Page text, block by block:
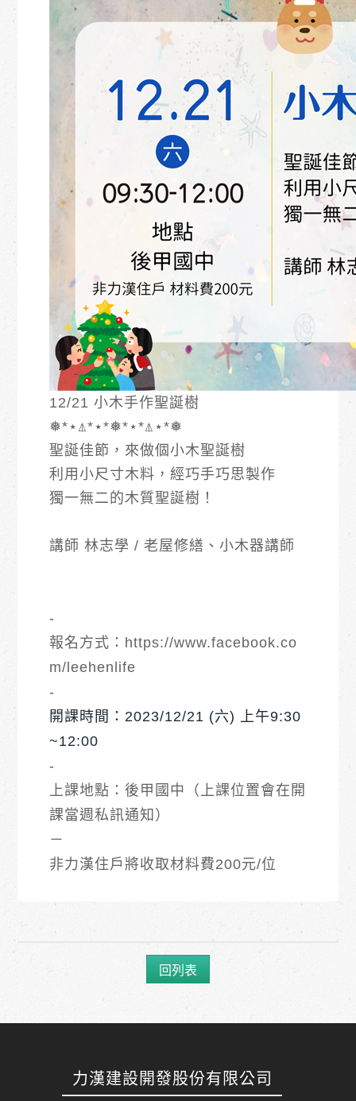
12/21 小木手作聖誕樹
❅*⋆⍋*⋆*❅*⋆*⍋⋆*❅
聖誕佳節，來做個小木聖誕樹
利用小尺寸木料，經巧手巧思製作
獨一無二的木質聖誕樹！
講師 林志學 / 老屋修繕、小木器講師
-
報名方式： https://www.facebook.co
m/leehenlife
-
開課時間：2023/12/21 (六) 上午9:30
~12:00
-
上課地點：後甲國中（上課位置會在開
課當週私訊通知）
－
非力漢住戶將收取材料費200元/位
回列表
力漢建設開發股份有限公司